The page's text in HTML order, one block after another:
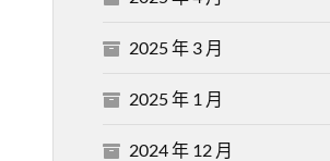
2025 年 3 月
2025 年 1 月
2024 年 12 月